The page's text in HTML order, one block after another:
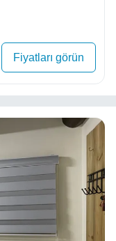
Fiyatları görün